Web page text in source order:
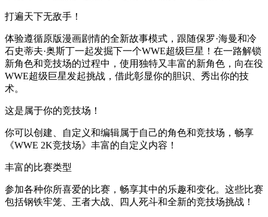
打遍天下无敌手！
体验遵循原版漫画剧情的全新故事模式，跟随保罗·海曼和冷
石史蒂夫·奥斯丁一起发掘下一个WWE超级巨星！在一路解锁
新角色和竞技场的过程中，使用独特又丰富的新角色，向在役
WWE超级巨星发起挑战，借此彰显你的胆识、秀出你的技
术。
这是属于你的竞技场！
你可以创建、自定义和编辑属于自己的角色和竞技场，畅享
《WWE 2K竞技场》丰富的自定义内容！
丰富的比赛类型
参加各种你所喜爱的比赛，畅享其中的乐趣和变化。这些比赛
包括钢铁牢笼、王者大战、四人死斗和全新的竞技场挑战！